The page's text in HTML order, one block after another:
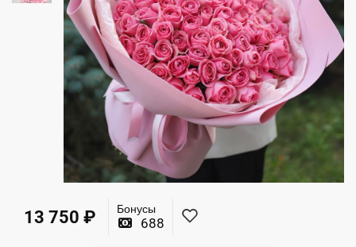
13 750 ₽ Бонусы
688